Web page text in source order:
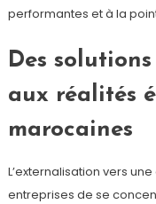
performantes et à la
Des
aux réalités
marocaines
L’externalisation vers
entreprises de se